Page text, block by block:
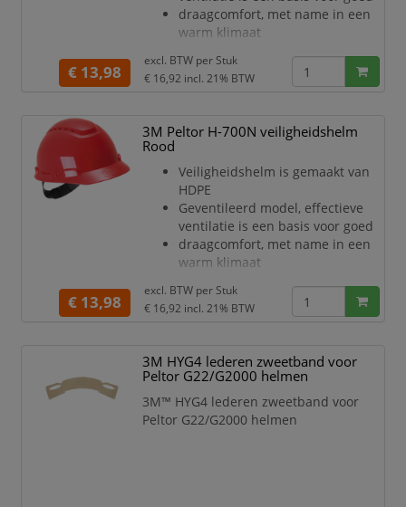
worden
De zacht
draagcomfort, met name in een
warm klimaat
kunststof zweetband
Helm is voorzien van een 4-punts
Het binnenwerk is voorzien van
een draaiknopinstelling
biedt stabiliteit en evenwicht,
waardoor helm ultiem comfort
levert en de hoogste
bescherming tegen
€ 13,98
excl. BTW per Stuk
€ 16,92 incl. 21% BTW
3M Peltor H-700N veiligheidshelm
Rood
Veiligheidshelm is gemaakt van
HDPE
Geventileerd model, effectieve
ventilatie is een basis voor goed
draagcomfort, met name in een
warm klimaat
kunststof zweetband
Helm is voorzien van een 4-punts
Het binnenwerk is voorzien van
een draaiknopinstelling
biedt stabiliteit en evenwicht,
waardoor helm ultiem comfort
€ 13,98
excl. BTW per Stuk
€ 16,92 incl. 21% BTW
3M HYG4 lederen zweetband voor
Peltor G22/G2000 helmen
3M™ HYG4 lederen zweetband voor
Peltor G22/G2000 helmen